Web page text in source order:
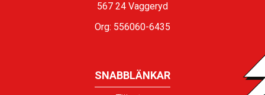
567 24 Vaggeryd
Org: 556060-6435
SNABBLÄNKAR